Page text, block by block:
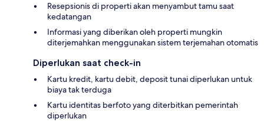
Resepsionis di properti akan menyambut tamu saat
kedatangan
Informasi yang diberikan oleh properti mungkin
diterjemahkan menggunakan sistem terjemahan otomatis
Diperlukan saat check-in
Kartu kredit, kartu debit, deposit tunai diperlukan untuk
biaya tak terduga
Kartu identitas berfoto yang diterbitkan pemerintah
diperlukan